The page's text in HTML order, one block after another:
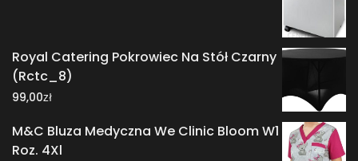
Royal Catering Pokrowiec Na Stół Czarny
(Rctc_8)
99,00zł
M&C Bluza Medyczna We Clinic Bloom W1
Roz. 4Xl